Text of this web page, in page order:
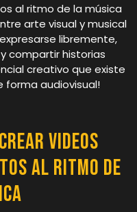
al ritmo de la música
arte visual y musical
libremente,
compartir historias
creativo que existe
audiovisual!
Videos
al Ritmo de